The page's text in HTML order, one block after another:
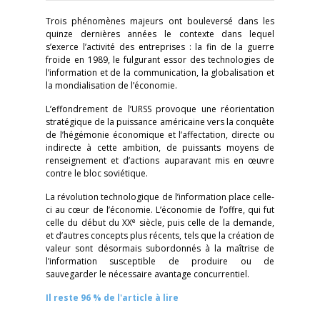
Trois phénomènes majeurs ont bouleversé dans les
quinze dernières années le contexte dans lequel
s’exerce l’activité des entreprises : la fin de la guerre
froide en 1989, le fulgurant essor des technologies de
l’information et de la communication, la globalisation et
la mondialisation de l’économie.
L’effondrement de l’URSS provoque une réorientation
stratégique de la puissance américaine vers la conquête
de l’hégémonie économique et l’affectation, directe ou
indirecte à cette ambition, de puissants moyens de
renseignement et d’actions auparavant mis en œuvre
contre le bloc soviétique.
La révolution technologique de l’information place celle-
ci au cœur de l’économie. L’économie de l’offre, qui fut
celle du début du XXe siècle, puis celle de la demande,
et d’autres concepts plus récents, tels que la création de
valeur sont désormais subordonnés à la maîtrise de
l’information susceptible de produire ou de
sauvegarder le nécessaire avantage concurrentiel.
Il reste 96 % de l'article à lire